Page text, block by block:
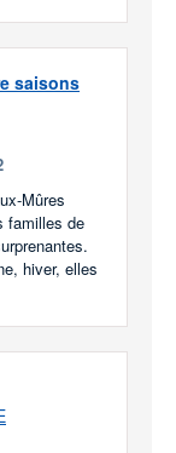
saisons
Mûres
familles de
hiver, elles